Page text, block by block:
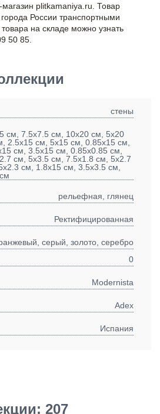
plitkamaniya.ru. Товар
России транспортными
на складе можно узнать
50 85.
стены
см, 7.5x7.5 см, 10x20 см, 5x20
2.5x15 см, 5x15 см, 0.85x15 см,
см, 3.5x15 см, 0.85x0.85 см,
см, 5x3.5 см, 7.5x1.8 см, 5x2.7
см, 1.8x15 см, 3.5x3.5 см,
рельефная, глянец
Ректифицированная
серый, золото, серебро
0
Modernista
Adex
Испания
207